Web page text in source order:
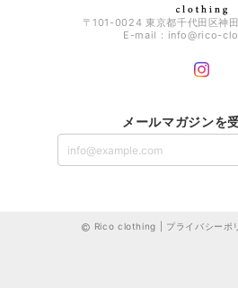
〒101-0024 東京都千代田区神
E-mail： info@rico-
メールマガジンを
Rico clothing | プライバシーポ